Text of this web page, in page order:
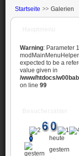
Startseite
Galerien
Warning: Parameter
expected to be a
value given in
/www/htdocs/
on line 99
heute
gestern